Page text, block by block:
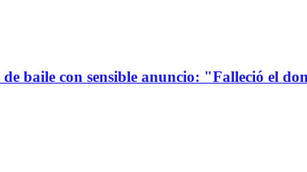
baile con sensible anuncio: "Falleció el